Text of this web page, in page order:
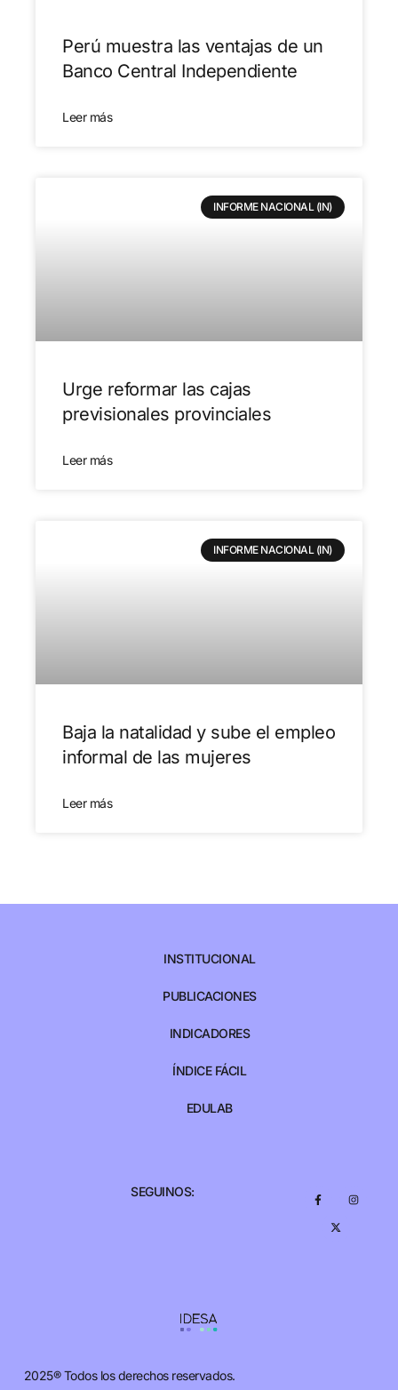
Perú muestra las ventajas de un
Banco Central Independiente
Leer más
INFORME NACIONAL (IN)
Urge reformar las cajas
previsionales provinciales
Leer más
INFORME NACIONAL (IN)
Baja la natalidad y sube el empleo
informal de las mujeres
Leer más
2025® Todos los derechos reservados.
INSTITUCIONAL
PUBLICACIONES
INDICADORES
ÍNDICE FÁCIL
EDULAB
SEGUINOS: